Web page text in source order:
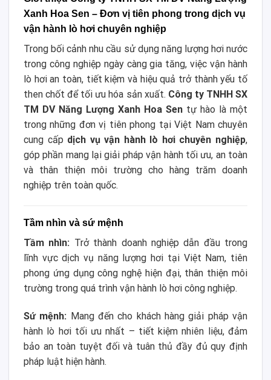
Xanh Hoa Sen – Đơn vị tiên phong trong dịch vụ
vận hành lò hơi chuyên nghiệp
Trong bối cảnh nhu cầu sử dụng năng lượng hơi nước
trong công nghiệp ngày càng gia tăng, việc vận hành
lò hơi an toàn, tiết kiệm và hiệu quả trở thành yếu tố
then chốt để tối ưu hóa sản xuất. Công ty TNHH SX
TM DV Năng Lượng Xanh Hoa Sen tự hào là một
trong những đơn vị tiên phong tại Việt Nam chuyên
cung cấp dịch vụ vận hành lò hơi chuyên nghiệp,
góp phần mang lại giải pháp vận hành tối ưu, an toàn
và thân thiện môi trường cho hàng trăm doanh
nghiệp trên toàn quốc.
Tầm nhìn và sứ mệnh
Tầm nhìn: Trở thành doanh nghiệp dẫn đầu trong
lĩnh vực dịch vụ năng lượng hơi tại Việt Nam, tiên
phong ứng dụng công nghệ hiện đại, thân thiện môi
trường trong quá trình vận hành lò hơi công nghiệp.
Sứ mệnh: Mang đến cho khách hàng giải pháp vận
hành lò hơi tối ưu nhất – tiết kiệm nhiên liệu, đảm
bảo an toàn tuyệt đối và tuân thủ đầy đủ quy định
pháp luật hiện hành.